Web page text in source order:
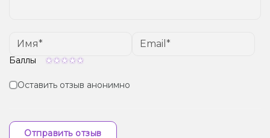
Баллы
Оставить отзыв анонимно
Отправить отзыв